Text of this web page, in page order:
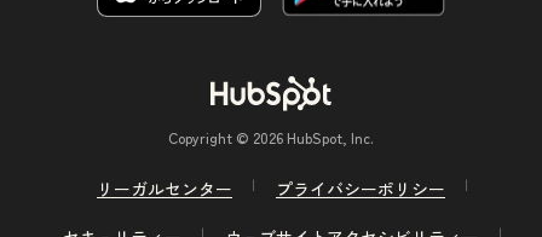
Copyright © 2026 HubSpot, Inc.
リーガルセンター
プライバシーポリシー